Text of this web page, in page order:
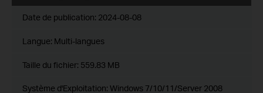
Date de publication: 2024-08-08
Langue: Multi-langues
Taille du fichier: 559.83 MB
Système d'Exploitation: Windows 7/10/11/Server 2008